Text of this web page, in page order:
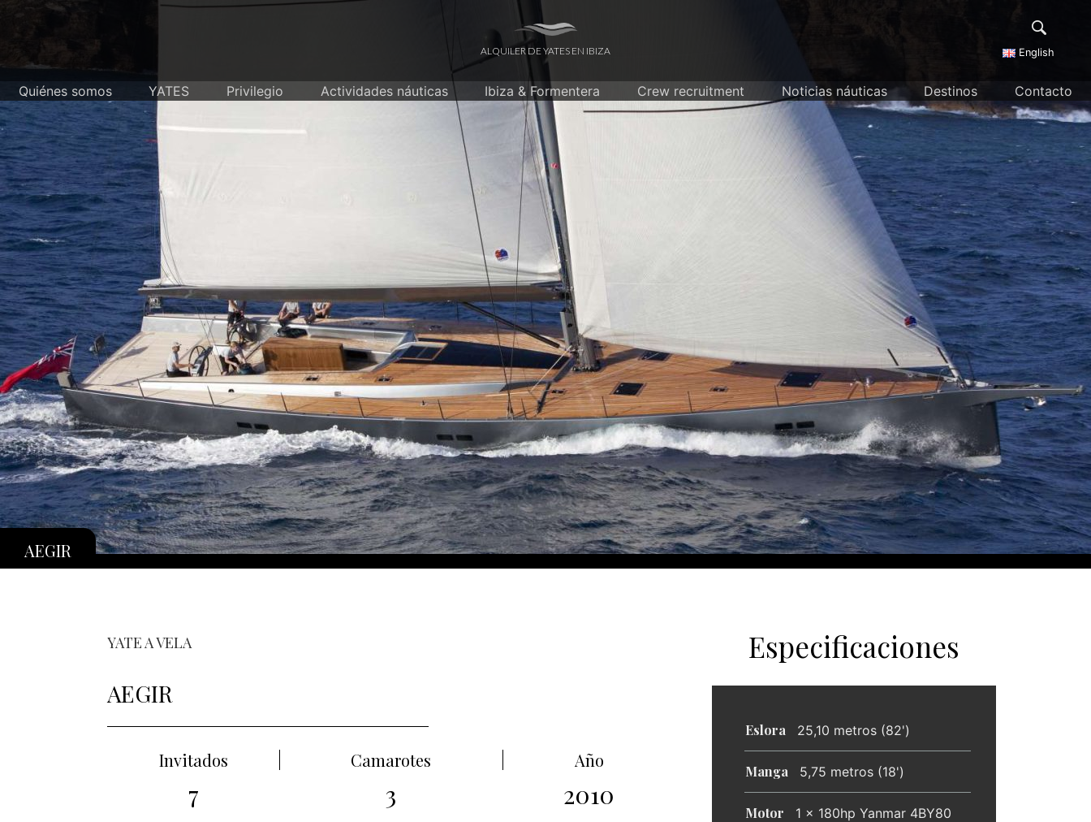
ALQUILER DE YATES EN IBIZA English
Quiénes somos YATES Privilegio Actividades náuticas Ibiza & Formentera Crew recruitment Noticias náuticas Destinos Contacto
AEGIR
YATE A VELA
AEGIR
Invitados Camarotes Año
7 3 2010
Especificaciones
Eslora 25,10 metros (82')
Manga 5,75 metros (18')
Motor 1 x 180hp Yanmar 4BY80